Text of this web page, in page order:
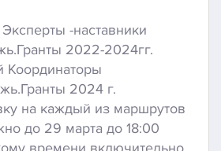
-наставники
2022-2024гг.
Координаторы
2024 г.
на каждый из маршрутов
до 29 марта до 18:00